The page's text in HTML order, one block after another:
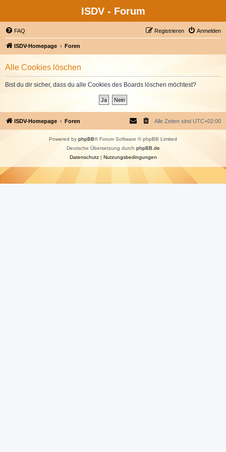
ISDV - Forum
FAQ Anmelden
Registrieren
ISDV-Homepage Foren
Alle Cookies löschen
Bist du dir sicher, dass du alle Cookies des Boards löschen möchtest?
ISDV-Homepage Foren Alle Zeiten sind UTC+02:00
Powered by phpBB® Forum Software © phpBB Limited
Deutsche Übersetzung durch phpBB.de
Datenschutz| Nutzungsbedingungen